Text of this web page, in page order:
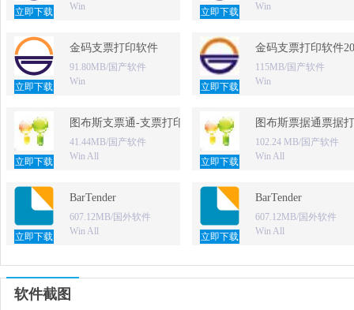
立即下载
Win
立即下载
Win
立即下载
金码支票打印软件
91.80MB/国产软件
Win
立即下载
金码支票打印软件
115MB/国产软件
Win
立即下载
图布斯支票通-支票打印软件
41.44MB/国产软件
Win All
立即下载
图布斯票据通票据
102.24 MB/国产软件
Win All
立即下载
BarTender
607.12MB/国外软件
Win All
立即下载
BarTender
607.12MB/国外软件
Win All
软件截图